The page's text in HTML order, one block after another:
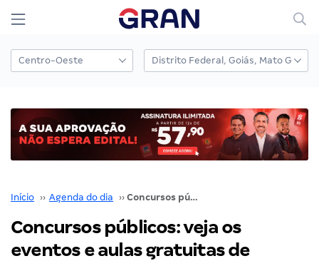
Início ›› Agenda do dia ›› Concursos públicos: veja os eventos e aulas gratuitas de domingo
Concursos públicos: veja os
eventos e aulas gratuitas de